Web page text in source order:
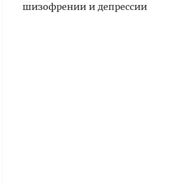
шизофрении и депрессии